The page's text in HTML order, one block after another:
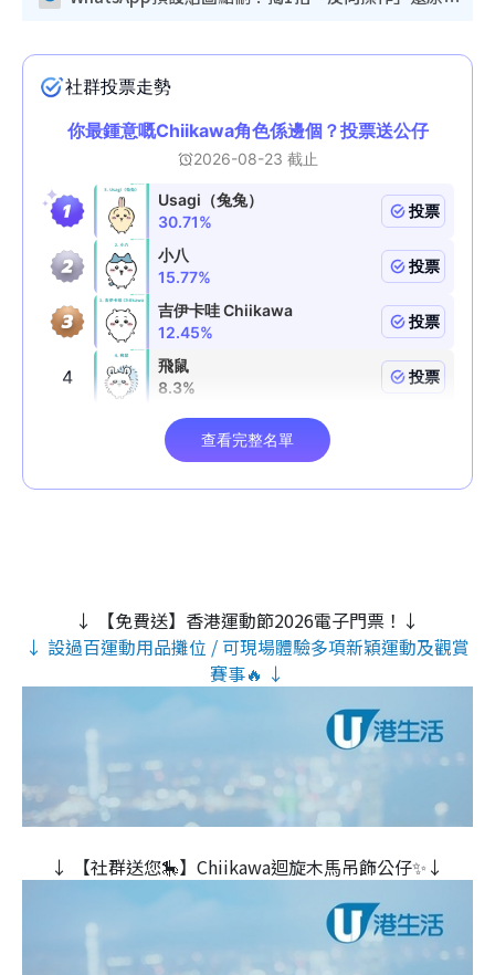
↓ 【免費送】香港運動節2026電子門票！↓
↓ 設過百運動用品攤位 / 可現場體驗多項新穎運動及觀賞
賽事🔥 ↓
↓ 【社群送您🎠】Chiikawa迴旋木⾺吊飾公仔✨↓